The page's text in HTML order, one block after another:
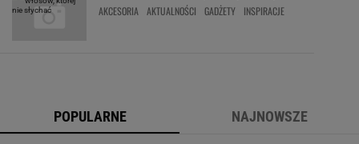
AKCESORIA AKTUALNOŚCI GADŻETY INSPIRACJE
POPULARNE NAJNOWSZE